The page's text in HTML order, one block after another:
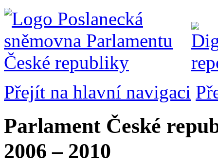
Přejít na hlavní navigaci
Parlament České
2006 – 2010